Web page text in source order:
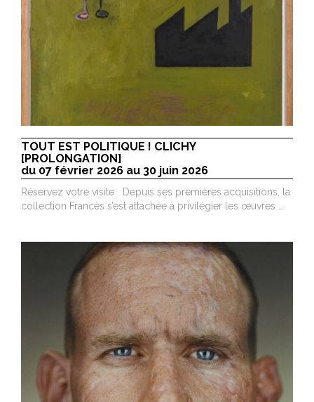
TOUT EST POLITIQUE ! CLICHY
[PROLONGATION]
du 07 février 2026 au 30 juin 2026
Réservez votre visite Depuis ses premières acquisitions, la
collection Francès s’est attachée à privilégier les œuvres …